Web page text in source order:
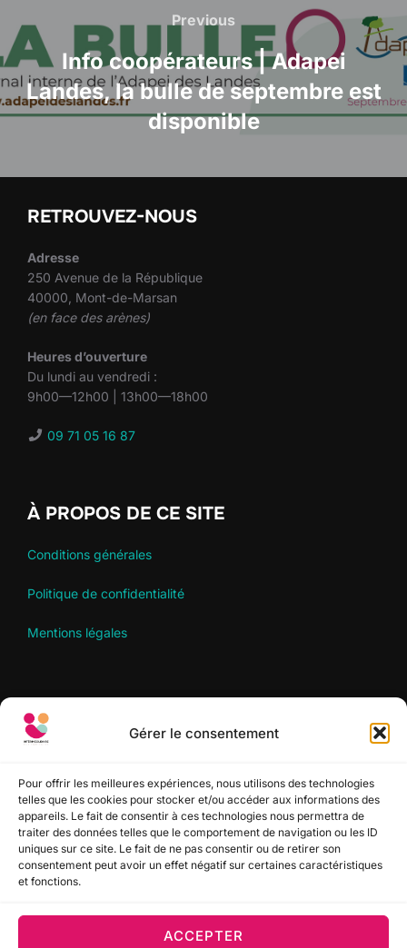
Gérer le consentement
Pour offrir les meilleures expériences, nous utilisons des technologies
telles que les cookies pour stocker et/ou accéder aux informations des
appareils. Le fait de consentir à ces technologies nous permettra de
traiter des données telles que le comportement de navigation ou les ID
uniques sur ce site. Le fait de ne pas consentir ou de retirer son
consentement peut avoir un effet négatif sur certaines caractéristiques
et fonctions.
ACCEPTER
de
l’article
Previous
Previous
Info coopérateurs | Adapei
Landes, la bulle de septembre est
disponible
RETROUVEZ-NOUS
Adresse
250 Avenue de la République
40000, Mont-de-Marsan
(en face des arènes)
Heures d’ouverture
Du lundi au vendredi :
9h00—12h00 | 13h00—18h00
09 71 05 16 87
À PROPOS DE CE SITE
Conditions générales
Politique de confidentialité
Mentions légales
RECHERCHER
Recherche
SUIVEZ-NOUS